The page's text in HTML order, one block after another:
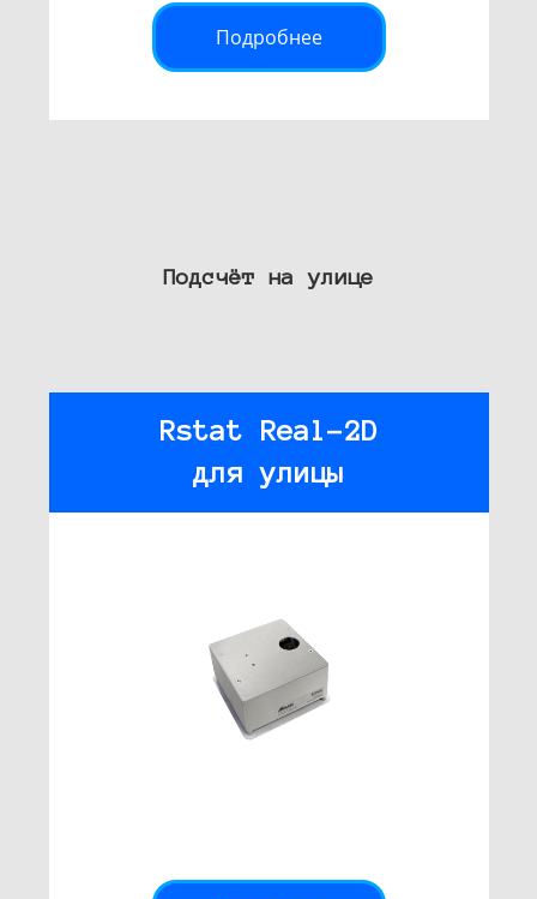
Подробнее
Подсчёт на улице
Rstat Real-2D
для улицы